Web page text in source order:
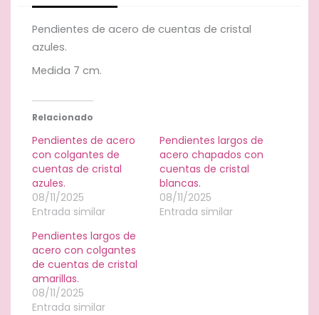
Pendientes de acero de cuentas de cristal
azules.
Medida 7 cm.
Relacionado
Pendientes de acero
con colgantes de
cuentas de cristal
azules.
08/11/2025
Entrada similar
Pendientes largos de
acero chapados con
cuentas de cristal
blancas.
08/11/2025
Entrada similar
Pendientes largos de
acero con colgantes
de cuentas de cristal
amarillas.
08/11/2025
Entrada similar